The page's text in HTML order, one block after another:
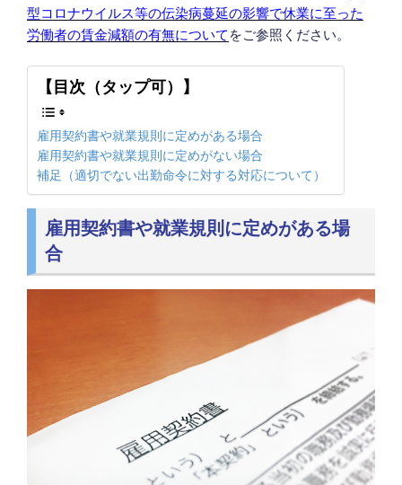
型コロナウイルス等の伝染病蔓延の影響で休業に至った
労働者の賃金減額の有無について をご参照ください。
【目次（タップ可）】
雇用契約書や就業規則に定めがある場合
雇用契約書や就業規則に定めがない場合
補足（適切でない出勤命令に対する対応について）
雇用契約書や就業規則に定めがある場
合